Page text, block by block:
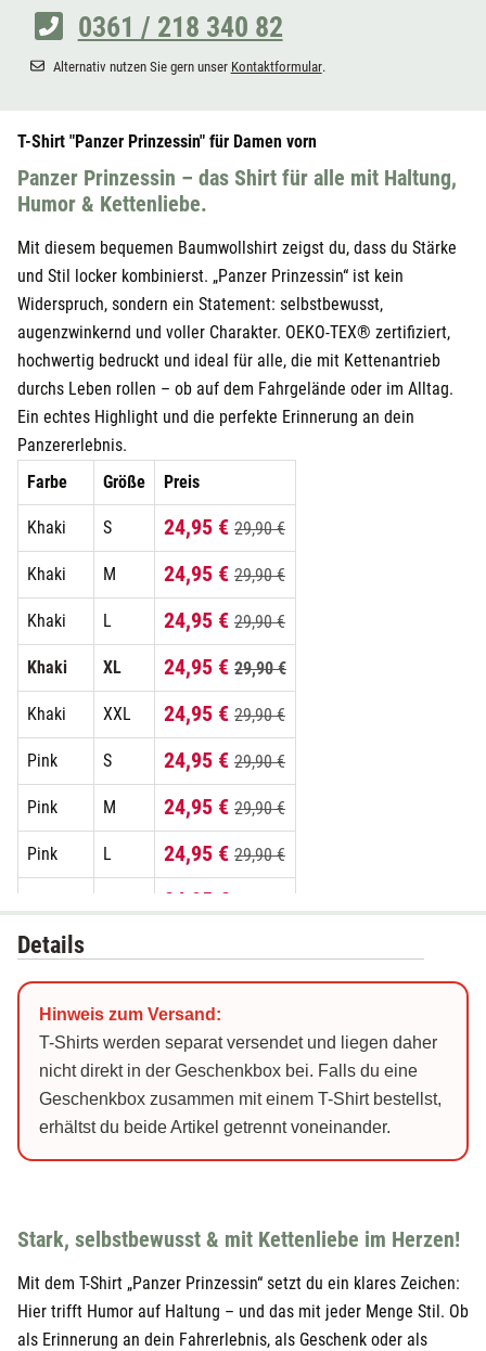
0361 / 218 340 82
Alternativ nutzen Sie gern unser Kontaktformular.
T-Shirt "Panzer Prinzessin" für Damen vorn
Panzer Prinzessin – das Shirt für alle mit Haltung,
Humor & Kettenliebe.
Mit diesem bequemen Baumwollshirt zeigst du, dass du Stärke
und Stil locker kombinierst. „Panzer Prinzessin“ ist kein
Widerspruch, sondern ein Statement: selbstbewusst,
augenzwinkernd und voller Charakter. OEKO-TEX® zertifiziert,
hochwertig bedruckt und ideal für alle, die mit Kettenantrieb
durchs Leben rollen – ob auf dem Fahrgelände oder im Alltag.
Ein echtes Highlight und die perfekte Erinnerung an dein
Panzererlebnis.
Farbe
Größe Preis
Khaki S 24,95 € 29,90 €
Khaki M 24,95 € 29,90 €
Khaki L 24,95 € 29,90 €
Khaki XL 24,95 € 29,90 €
Khaki XXL 24,95 € 29,90 €
Pink S 24,95 € 29,90 €
Pink M 24,95 € 29,90 €
Pink L 24,95 € 29,90 €
24,95 €
Pink
Schwarz M 24,95 €29,90 €
29,90 €
Schwarz XL 24,95 €29,90 €
Weiß S 24,95 € 29,90 €
Weiß M 24,95 € 29,90 €
Weiß L 24,95 € 29,90 €
Details
Hinweis zum Versand:
T-Shirts werden separat versendet und liegen daher
nicht direkt in der Geschenkbox bei. Falls du eine
Geschenkbox zusammen mit einem T-Shirt bestellst,
erhältst du beide Artikel getrennt voneinander.
Stark, selbstbewusst & mit Kettenliebe im Herzen!
Mit dem T-Shirt „Panzer Prinzessin“ setzt du ein klares Zeichen:
Hier trifft Humor auf Haltung – und das mit jeder Menge Stil. Ob
als Erinnerung an dein Fahrerlebnis, als Geschenk oder als